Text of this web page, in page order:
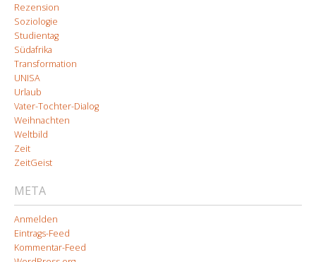
Rezension
Soziologie
Studientag
Südafrika
Transformation
UNISA
Urlaub
Vater-Tochter-Dialog
Weihnachten
Weltbild
Zeit
ZeitGeist
META
Anmelden
Eintrags-Feed
Kommentar-Feed